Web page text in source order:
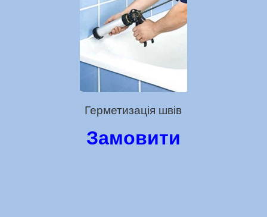
Герметизація швів
Замовити